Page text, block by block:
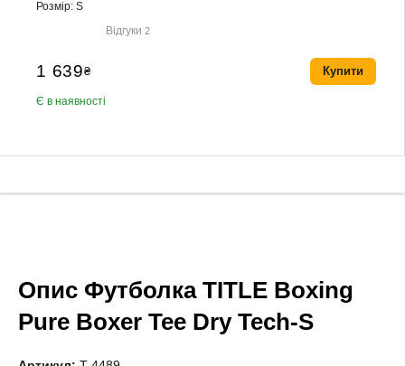
Розмір: S
Відгуки2
1 639₴
Є в наявності
Купити
Опис Футболка TITLE Boxing
Pure Boxer Tee Dry Tech-S